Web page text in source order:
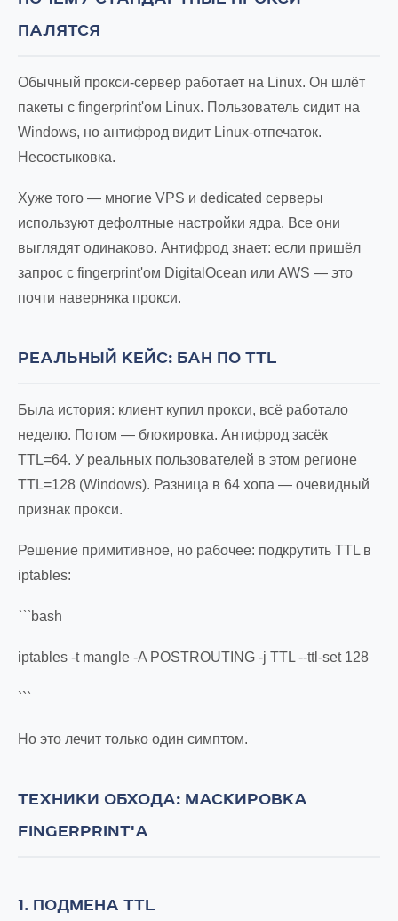
ПАЛЯТСЯ
Обычный прокси-сервер работает на Linux. Он шлёт
пакеты с fingerprint'ом Linux. Пользователь сидит на
Windows, но антифрод видит Linux-отпечаток.
Несостыковка.
Хуже того — многие VPS и dedicated серверы
используют дефолтные настройки ядра. Все они
выглядят одинаково. Антифрод знает: если пришёл
запрос с fingerprint'ом DigitalOcean или AWS — это
почти наверняка прокси.
РЕАЛЬНЫЙ КЕЙС: БАН ПО TTL
Была история: клиент купил прокси, всё работало
неделю. Потом — блокировка. Антифрод засёк
TTL=64. У реальных пользователей в этом регионе
TTL=128 (Windows). Разница в 64 хопа — очевидный
признак прокси.
Решение примитивное, но рабочее: подкрутить TTL в
iptables:
```bash
iptables -t mangle -A POSTROUTING -j TTL --ttl-set 128
```
Но это лечит только один симптом.
ТЕХНИКИ ОБХОДА: МАСКИРОВКА
FINGERPRINT'А
1. ПОДМЕНА TTL